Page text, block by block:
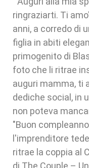
ringraziarti. Ti
anni, a corredo di
figlia in abiti
primogenito di
foto che li ritrae
auguri mamma, ti
dediche social, in
non poteva
"Buon
l'imprenditore
ritrae la coppia al
di The Couple –